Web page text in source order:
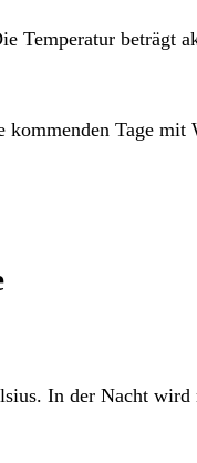
Temperatur beträgt
Tage mit
In der Nacht